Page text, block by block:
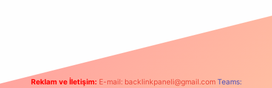
Reklam ve İletişim: E-mail: backlinkpaneli@gmail.com Teams: